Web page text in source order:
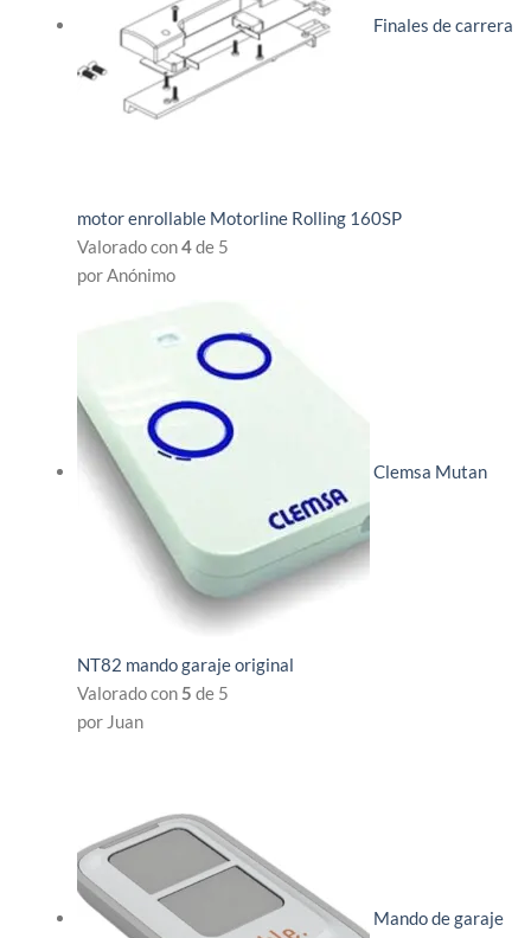
Finales de carrera
motor enrollable Motorline Rolling 160SP
Valorado con4de 5
por Anónimo
Clemsa Mutan
NT82 mando garaje original
Valorado con 5 de 5
por Juan
Mando de garaje